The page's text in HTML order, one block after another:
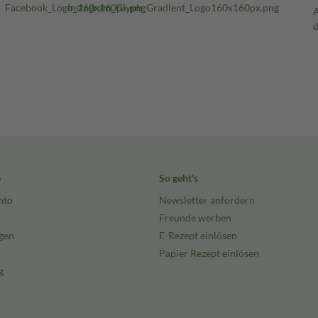
So geht's
Newsletter anfordern
Freunde werben
E-Rezept einlösen
Papier Rezept einlösen